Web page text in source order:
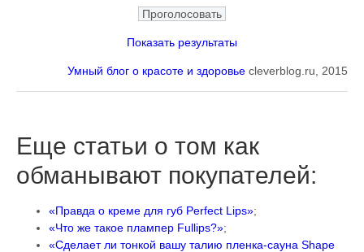
Показать результаты
Умный блог о красоте и здоровье cleverblog.ru, 2015
Еще статьи о том как
обманывают покупателей:
«Правда о креме для губ Perfect Lips»;
«Что же такое плампер Fullips?»;
«Сделает ли тонкой вашу талию пленка-сауна Shape